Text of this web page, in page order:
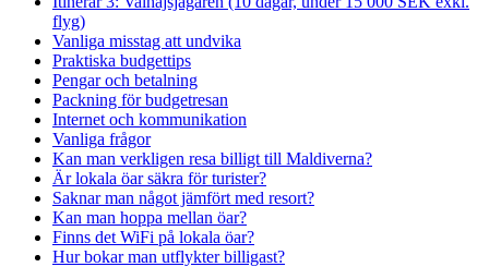
flyg)
Vanliga misstag att undvika
Praktiska budgettips
Pengar och betalning
Packning för budgetresan
Internet och kommunikation
Vanliga frågor
Kan man verkligen resa billigt till Maldiverna?
Är lokala öar säkra för turister?
Saknar man något jämfört med resort?
Kan man hoppa mellan öar?
Finns det WiFi på lokala öar?
Hur bokar man utflykter billigast?